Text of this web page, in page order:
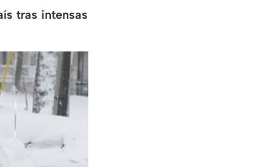
tras intensas